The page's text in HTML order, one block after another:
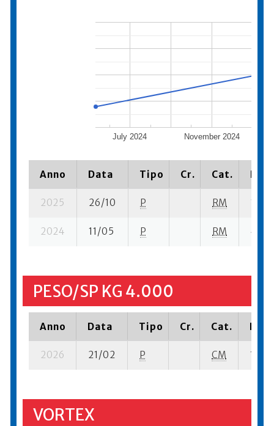
July 2024 November 2024
Anno Data Tipo Cr. Cat.
2025 26/10 P RM 1 su-
2024 11/05 P RM 4 su-
PESO/SP KG 4.000
Anno Data Tipo Cr. Cat.
2026 21/02 P CM 1 su-
VORTEX